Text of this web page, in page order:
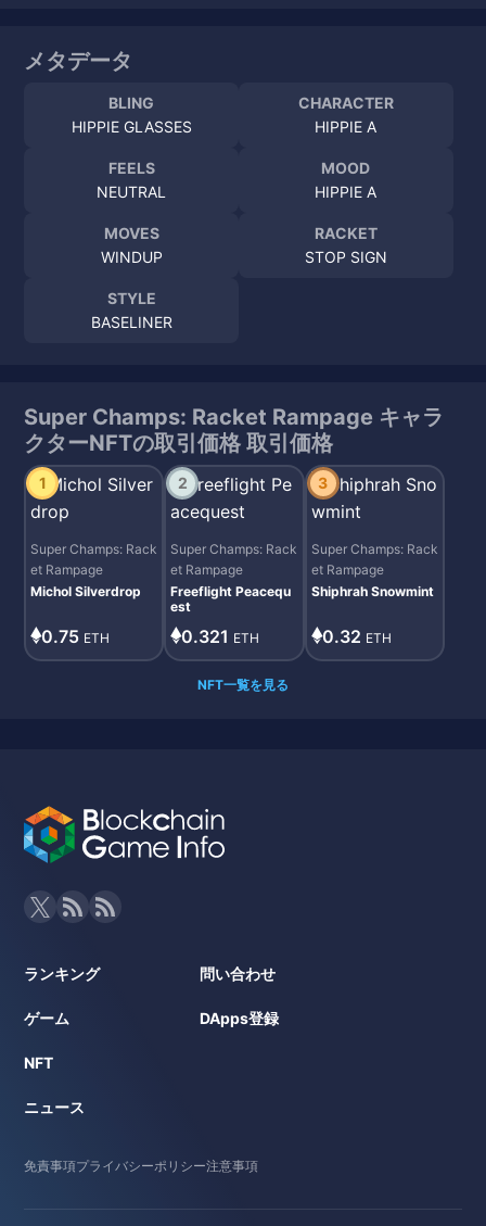
メタデータ
BLING
HIPPIE GLASSES
CHARACTER
HIPPIE A
FEELS
NEUTRAL
MOOD
HIPPIE A
MOVES
WINDUP
RACKET
STOP SIGN
STYLE
BASELINER
Super Champs: Racket Rampage キャラ
クターNFTの取引価格 取引価格
1
Super Champs: Rack
et Rampage
Michol Silverdrop
0.75 ETH
2
Super Champs: Rack
et Rampage
Freeflight Peacequ
est
0.321 ETH
3
Super Champs: Rack
et Rampage
Shiphrah Snowmint
0.32 ETH
NFT一覧を見る
ランキング
ゲーム
NFT
ニュース
問い合わせ
DApps登録
免責事項プライバシーポリシー注意事項